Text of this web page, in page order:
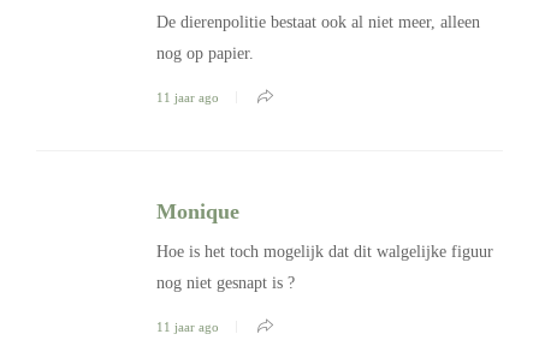
De dierenpolitie bestaat ook al niet meer, alleen
nog op papier.
11 jaar ago
Monique
Hoe is het toch mogelijk dat dit walgelijke figuur
nog niet gesnapt is ?
11 jaar ago